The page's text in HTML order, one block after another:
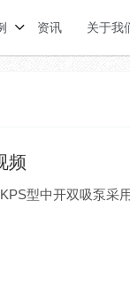
资讯 关于我
频
型中开双吸泵采